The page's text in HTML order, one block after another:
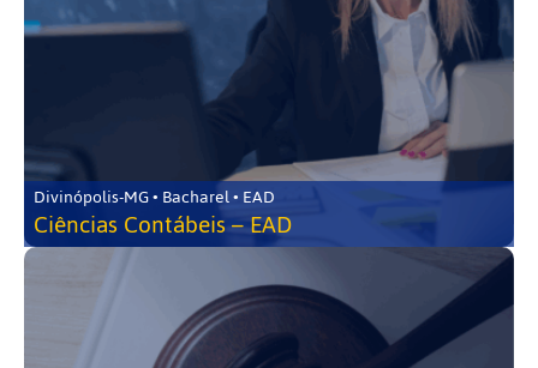
Divinópolis-MG • Bacharel • EAD
Ciências Contábeis – EAD